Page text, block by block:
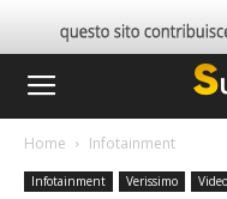
Home Infotainment
Infotainment Verissimo Video